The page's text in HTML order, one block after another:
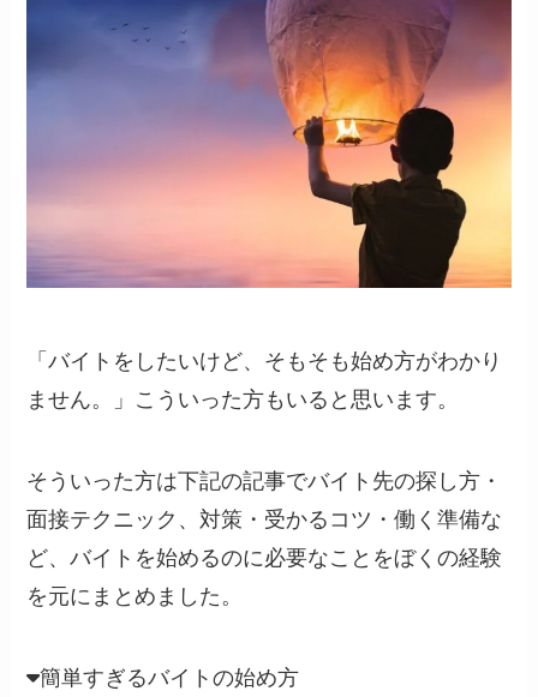
「バイトをしたいけど、そもそも始め方がわかり
ません。」こういった方もいると思います。
そういった方は下記の記事でバイト先の探し方・
面接テクニック、対策・受かるコツ・働く準備な
ど、バイトを始めるのに必要なことをぼくの経験
を元にまとめました。
簡単すぎるバイトの始め方